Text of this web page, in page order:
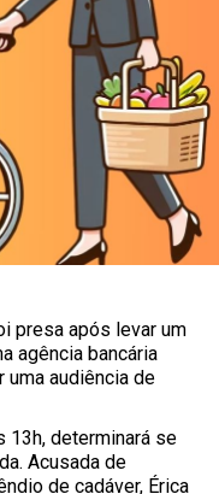
presa após levar um
agência bancária
uma audiência de
13h, determinará se
Acusada de
de cadáver, Érica